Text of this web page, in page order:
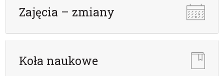
Zajęcia – zmiany
Koła naukowe